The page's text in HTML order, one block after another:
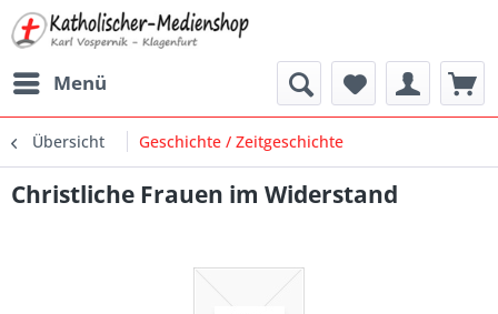
Menü
Übersicht Geschichte / Zeitgeschichte
Christliche Frauen im Widerstand